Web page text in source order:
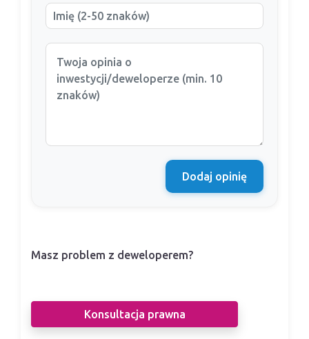
Dodaj opinię
Masz problem z deweloperem?
Konsultacja prawna